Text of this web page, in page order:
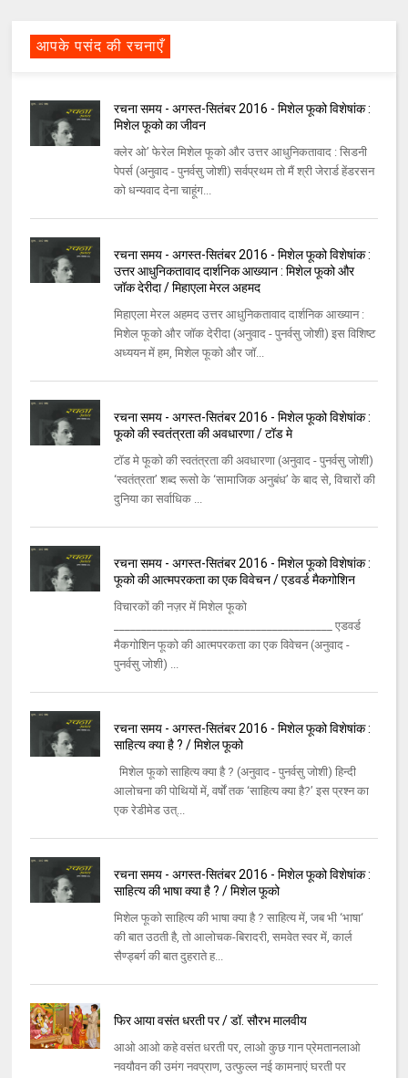
आपके पसंद की रचनाएँ
रचना समय - अगस्त-सितंबर 2016 - मिशेल फूको विशेषांक :
मिशेल फूको का जीवन
क्लेर ओ’ फेरेल मिशेल फूको और उत्तर आधुनिकतावाद : सिडनी
पेपर्स (अनुवाद - पुनर्वसु जोशी) सर्वप्रथम तो मैं श्री जेरार्ड हेंडरसन
को धन्यवाद देना चाहूंग...
रचना समय - अगस्त-सितंबर 2016 - मिशेल फूको विशेषांक :
उत्तर आधुनिकतावाद दार्शनिक आख्यान : मिशेल फूको और
जॉक देरीदा / मिहाएला मेरल अहमद
मिहाएला मेरल अहमद उत्तर आधुनिकतावाद दार्शनिक आख्यान :
मिशेल फूको और जॉक देरीदा (अनुवाद - पुनर्वसु जोशी) इस विशिष्ट
अध्ययन में हम, मिशेल फूको और जॉ...
रचना समय - अगस्त-सितंबर 2016 - मिशेल फूको विशेषांक :
फूको की स्वतंत्रता की अवधारणा / टॉड मे
टॉड मे फूको की स्वतंत्रता की अवधारणा (अनुवाद - पुनर्वसु जोशी)
‘स्वतंत्रता’ शब्द रूसो के ‘सामाजिक अनुबंध’ के बाद से, विचारों की
दुनिया का सर्वाधिक ...
रचना समय - अगस्त-सितंबर 2016 - मिशेल फूको विशेषांक :
फूको की आत्मपरकता का एक विवेचन / एडवर्ड मैकगोशिन
विचारकों की नज़र में मिशेल फूको
________________________________________ एडवर्ड
मैकगोशिन फूको की आत्मपरकता का एक विवेचन (अनुवाद -
पुनर्वसु जोशी) ...
रचना समय - अगस्त-सितंबर 2016 - मिशेल फूको विशेषांक :
साहित्य क्या है ? / मिशेल फूको
मिशेल फूको साहित्य क्या है ? (अनुवाद - पुनर्वसु जोशी) हिन्दी
आलोचना की पोथियों में, वर्षों तक ‘साहित्य क्या है?’ इस प्रश्न का
एक रेडीमेड उत्...
रचना समय - अगस्त-सितंबर 2016 - मिशेल फूको विशेषांक :
साहित्य की भाषा क्या है ? / मिशेल फूको
मिशेल फूको साहित्य की भाषा क्या है ? साहित्य में, जब भी ‘भाषा‘
की बात उठती है, तो आलोचक-बिरादरी, समवेत स्वर में, कार्ल
सैण्ड्बर्ग की बात दुहराते ह...
फिर आया वसंत धरती पर / डॉ. सौरभ मालवीय
आओ आओ कहे वसंत धरती पर, लाओ कुछ गान प्रेमतानलाओ
नवयौवन की उमंग नवप्राण, उत्फुल्ल नई कामनाएं घरती पर